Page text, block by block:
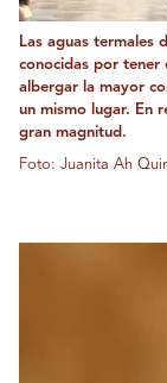
Las aguas termales
conocidas por tener
albergar la mayor
un mismo lugar. En
gran magnitud.
Foto: Juanita Ah